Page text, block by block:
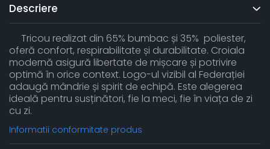
Descriere
Tricou realizat din 65% bumbac și 35% poliester,
oferă confort, respirabilitate și durabilitate. Croiala
modernă asigură libertate de mișcare și potrivire
optimă în orice context. Logo-ul vizibil al Federației
adaugă mândrie și spirit de echipă. Este alegerea
ideală pentru susținători, fie la meci, fie în viața de zi
cu zi.
Informatii conformitate produs